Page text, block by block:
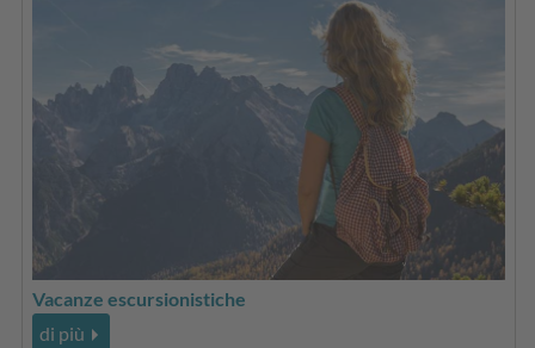
Vacanze escursionistiche
di più